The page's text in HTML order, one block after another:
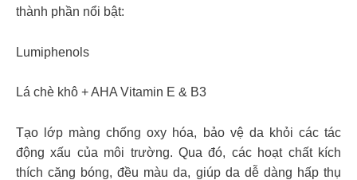
thành phần nổi bật:
Lumiphenols
Lá chè khô + AHA Vitamin E & B3
Tạo lớp màng chống oxy hóa, bảo vệ da khỏi các tác
động xấu của môi trường. Qua đó, các hoạt chất kích
thích căng bóng, đều màu da, giúp da dễ dàng hấp thụ